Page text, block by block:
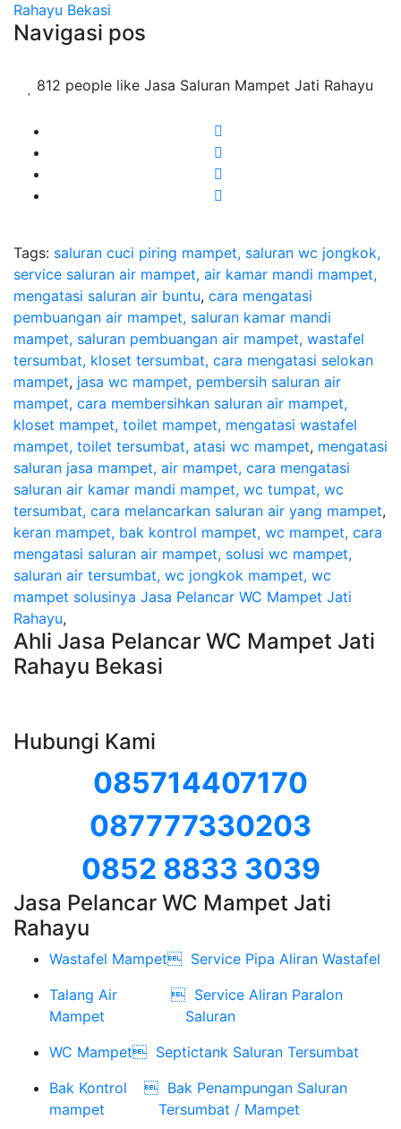
Rahayu Bekasi
Navigasi pos
812 people like Jasa Saluran Mampet Jati Rahayu
Tags: saluran cuci piring mampet, saluran wc jongkok,
service saluran air mampet, air kamar mandi mampet,
mengatasi saluran air buntu, cara mengatasi
pembuangan air mampet, saluran kamar mandi
mampet, saluran pembuangan air mampet, wastafel
tersumbat, kloset tersumbat, cara mengatasi selokan
mampet, jasa wc mampet, pembersih saluran air
mampet, cara membersihkan saluran air mampet,
kloset mampet, toilet mampet, mengatasi wastafel
mampet, toilet tersumbat, atasi wc mampet, mengatasi
saluran jasa mampet, air mampet, cara mengatasi
saluran air kamar mandi mampet, wc tumpat, wc
tersumbat, cara melancarkan saluran air yang mampet,
keran mampet, bak kontrol mampet, wc mampet, cara
mengatasi saluran air mampet, solusi wc mampet,
saluran air tersumbat, wc jongkok mampet, wc
mampet solusinya Jasa Pelancar WC Mampet Jati
Rahayu,
Ahli Jasa Pelancar WC Mampet Jati
Rahayu Bekasi
Hubungi Kami
085714407170
087777330203
0852 8833 3039
Jasa Pelancar WC Mampet Jati
Rahayu
Wastafel Mampet Service Pipa Aliran Wastafel
Talang Air
Mampet
 Service Aliran Paralon
Saluran
WC Mampet Septictank Saluran Tersumbat
Bak Kontrol
mampet
Bak Penampungan Saluran
Tersumbat / Mampet